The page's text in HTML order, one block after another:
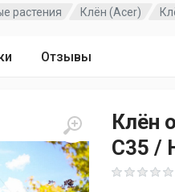
растения Клён (Acer)
Отзывы
Клён
C35 /
Rating: 0